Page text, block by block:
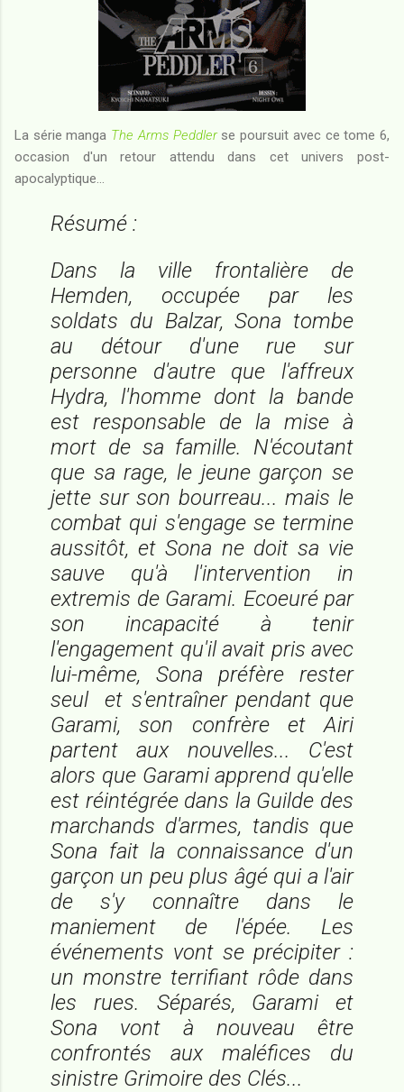
La série manga The Arms Peddlerse poursuit avec ce tome 6,
occasion d'un retour attendu dans cet univers post-
apocalyptique...
Résumé :
Dans la ville frontalière de
Hemden, occupée par les
soldats du Balzar, Sona tombe
au détour d'une rue sur
personne d'autre que l'affreux
Hydra, l'homme dont la bande
est responsable de la mise à
mort de sa famille. N'écoutant
que sa rage, le jeune garçon se
jette sur son bourreau... mais le
combat qui s'engage se termine
aussitôt, et Sona ne doit sa vie
sauve qu'à l'intervention in
extremis de Garami. Ecoeuré par
son incapacité à tenir
l'engagement qu'il avait pris avec
lui-même, Sona préfère rester
seul et s'entraîner pendant que
Garami, son confrère et Airi
partent aux nouvelles... C'est
alors que Garami apprend qu'elle
est réintégrée dans la Guilde des
marchands d'armes, tandis que
Sona fait la connaissance d'un
garçon un peu plus âgé qui a l'air
de s'y connaître dans le
maniement de l'épée. Les
événements vont se précipiter :
un monstre terrifiant rôde dans
les rues. Séparés, Garami et
Sona vont à nouveau être
confrontés aux maléfices du
sinistre Grimoire des Clés...